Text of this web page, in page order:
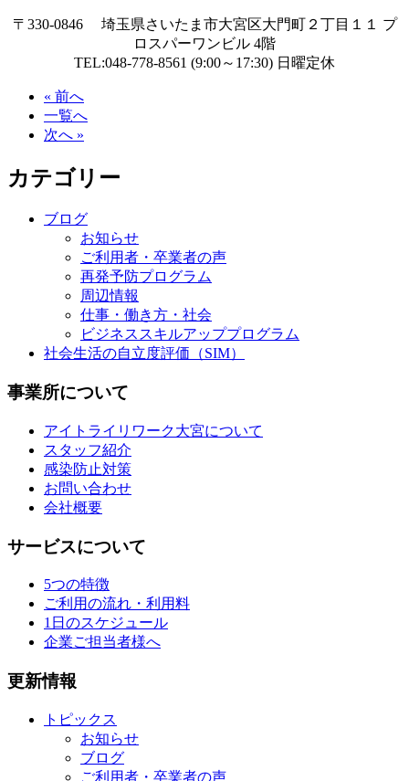
〒330-0846 埼玉県さいたま市大宮区大門町２丁目１１ プ
ロスパーワンビル 4階
TEL:048-778-8561 (9:00～17:30) 日曜定休
« 前へ
一覧へ
次へ »
カテゴリー
ブログ
お知らせ
ご利用者・卒業者の声
再発予防プログラム
周辺情報
仕事・働き方・社会
ビジネススキルアッププログラム
社会生活の自立度評価（SIM）
事業所について
アイトライリワーク大宮について
スタッフ紹介
感染防止対策
お問い合わせ
会社概要
サービスについて
5つの特徴
ご利用の流れ・利用料
1日のスケジュール
企業ご担当者様へ
更新情報
トピックス
お知らせ
ブログ
ご利用者・卒業者の声